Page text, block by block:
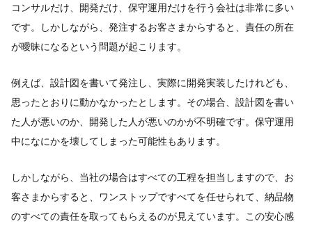
コンサルだけ、開発だけ、保守運用だけを行う会社は非常に多い
です。しかしながら、発注するお客さまからすると、責任の所在
が曖昧になるという問題が起こります。
例えば、設計図を書いて発注し、実際に開発実装したけれども、
思ったとおりに動かなかったとします。その場合、設計図を書い
た人が悪いのか、開発した人が悪いのかが不明確です。保守運用
中になにかを壊してしまった可能性もあります。
しかしながら、当社の場合はすべての工程を担当しますので、お
客さまからすると、ワンストップですべてを任せられて、納品物
のすべての責任を取ってもらえるのが見えています。この安心感